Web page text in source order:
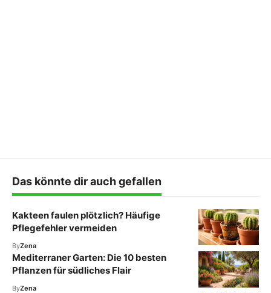
Das könnte dir auch gefallen
Kakteen faulen plötzlich? Häufige
Pflegefehler vermeiden
ByZena
Mediterraner Garten: Die 10 besten
Pflanzen für südliches Flair
ByZena